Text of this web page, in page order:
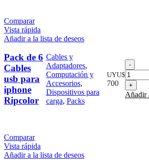
Comparar
Vista rápida
Añadir a la lista de deseos
Pack de 6
Cables
usb para
iphone
Ripcolor
Cables y
Adaptadores,
Computación y
Accesorios,
Dispositivos para
carga, Packs
UYU$
700
Pack
de
6
usb
Añadir
Comparar
Vista rápida
Añadir a la lista de deseos